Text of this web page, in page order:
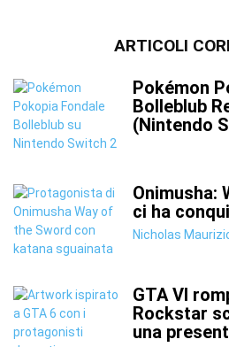
ARTICOLI
Pokémon
Bolleblub
(Nintendo
Onimusha:
ci ha
Nicholas
GTA VI
Rockstar
una